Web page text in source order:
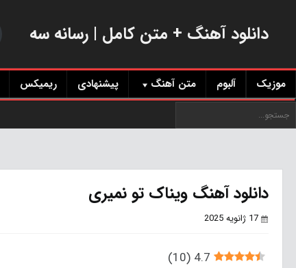
دانلود آهنگ + متن کامل | رسانه سه
موزیک آلبوم متن آهنگ پیشنهادی ریمیکس
دانلود آهنگ ویناک تو نمیری
17 ژانویه 2025
4.7
(
10
)